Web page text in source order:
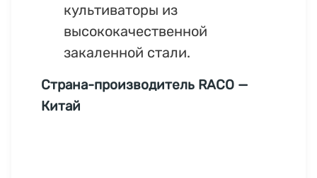
культиваторы из
высококачественной
закаленной стали.
Страна-производитель RACO —
Китай